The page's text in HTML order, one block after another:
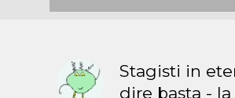
Stagisti in
dire basta -